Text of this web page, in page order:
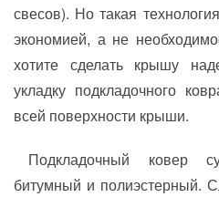
свесов). Но такая
экономией, а не
хотите сделать крышу
укладку подкладочного
всей поверхности крыши.
Подкладочный ковер
битумный и полиэстерный.